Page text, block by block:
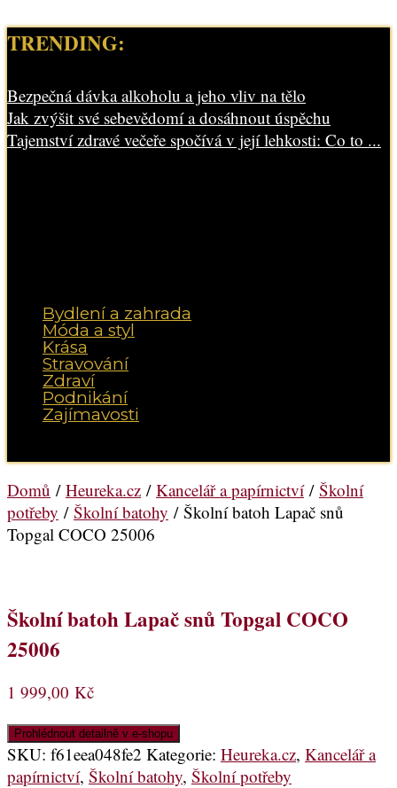
TRENDING:
Bezpečná dávka alkoholu a jeho vliv na tělo
Jak zvýšit své sebevědomí a dosáhnout úspěchu
Tajemství zdravé večeře spočívá v její lehkosti: Co to ...
Bydlení a zahrada
Móda a styl
Krása
Stravování
Zdraví
Podnikání
Zajímavosti
Domů / Heureka.cz / Kancelář a papírnictví/ Školní
potřeby / Školní batohy / Školní batoh Lapač snů
Topgal COCO 25006
Školní batoh Lapač snů Topgal COCO
25006
1 999,00 Kč
Prohlédnout detailně v e-shopu
SKU: f61eea048fe2 Kategorie: Heureka.cz, Kancelář a
papírnictví, Školní batohy, Školní potřeby